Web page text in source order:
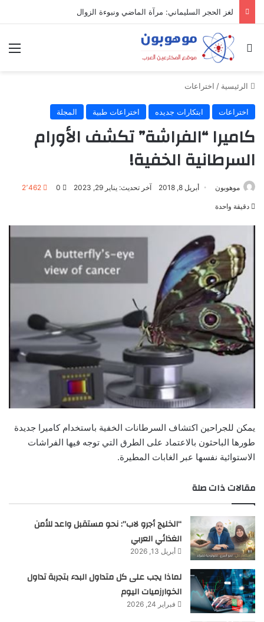
لغز الحجر السليماني: مرآة الماضي ونبوءة الزوال
بحث عن
الرئيسية / اختراعات
اختراعات ابتكارات جديده اختراعات طبية المجلة
كاميرا “الفراشة” تكشف الأورام
السرطانية الخفية!
موهوبون أبريل 8, 2018 آخر تحديث: يناير 29, 2023 0 2٬462
دقيقة واحدة
يمكن للجراحين اكتشاف السرطانات الخفية باستخدام كاميرا جديدة
طورها الباحثون بالاعتماد على الطرق التي توجه فيها الفراشات
الاستوائية نفسها عبر الغابات المطيرة.
مقالات ذات صلة
“الخليج أجرو لاب”: نحو مستقبل واعد للأمن
الغذائي العربي
أبريل 13, 2026
لماذا يجب على كل متداول البدء بتجربة تداول
الخوارزميات اليوم
فبراير 24, 2026